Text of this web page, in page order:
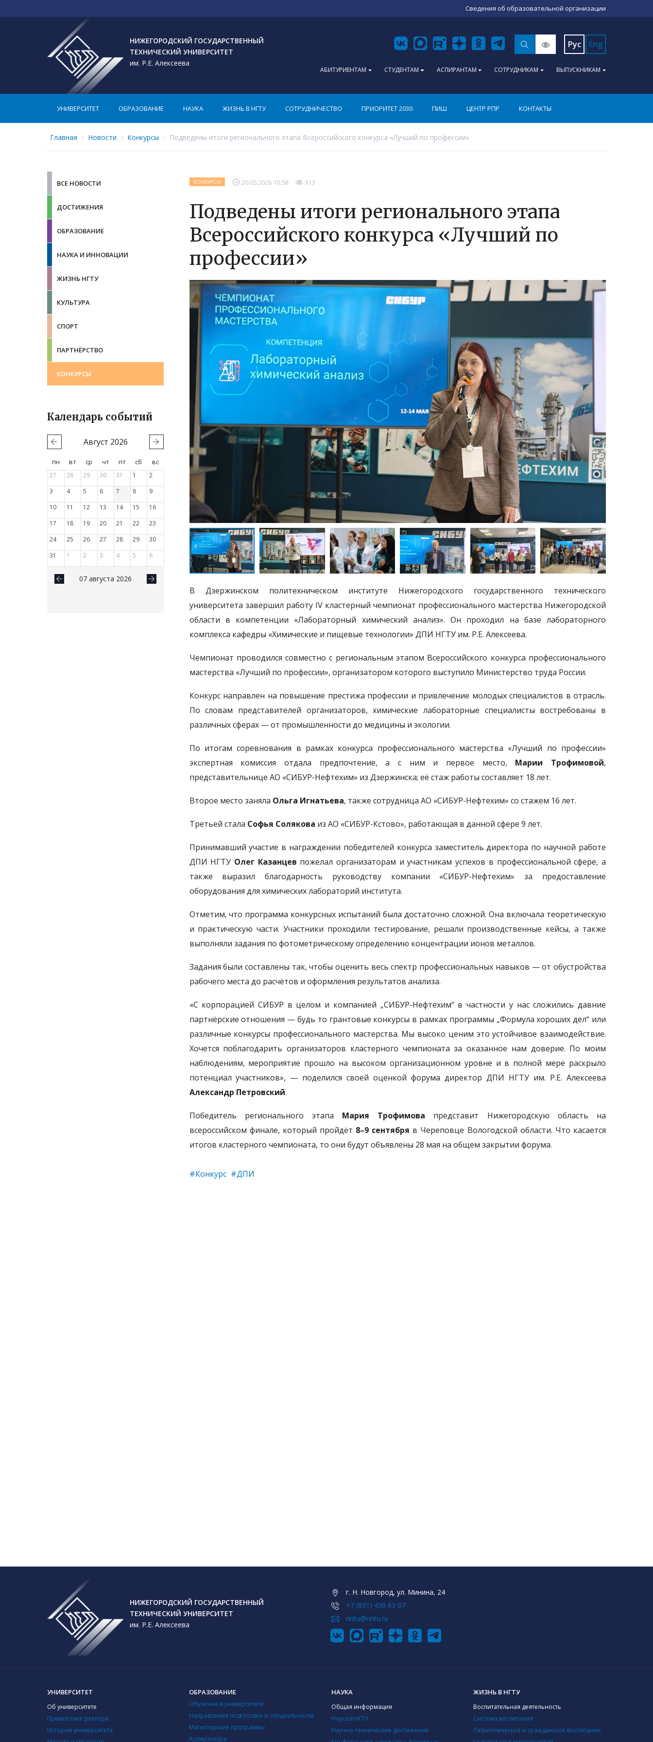
Сведения об образовательной организации
НИЖЕГОРОДСКИЙ ГОСУДАРСТВЕННЫЙ
ТЕХНИЧЕСКИЙ УНИВЕРСИТЕТ
им. Р.Е. Алексеева
Рус Eng
АБИТУРИЕНТАМ СТУДЕНТАМ АСПИРАНТАМ СОТРУДНИКАМ ВЫПУСКНИКАМ
УНИВЕРСИТЕТ ОБРАЗОВАНИЕ НАУКА ЖИЗНЬ В НГТУ СОТРУДНИЧЕСТВО ПРИОРИТЕТ 2030 ПИШ ЦЕНТР РПР КОНТАКТЫ
Главная Новости Конкурсы Подведены итоги регионального этапа Всероссийского конкурса «Лучший по профессии»
ВСЕ НОВОСТИ
ДОСТИЖЕНИЯ
ОБРАЗОВАНИЕ
НАУКА И ИННОВАЦИИ
ЖИЗНЬ НГТУ
КУЛЬТУРА
СПОРТ
ПАРТНЁРСТВО
КОНКУРСЫ
Календарь событий
Август 2026
пн вт ср чт пт сб
вс
27
28 29 30 31 1
2
3
4 5 6 7 8
9
10
11 12 13 14 15
16
17
18 19 20 21 22
23
24
25 26 27 28 29
30
31
1 2 3 4 5 6
07 августа 2026
КОНКУРСЫ 20.05.2026 10:58 313
Подведены итоги регионального этапа
Всероссийского конкурса «Лучший по
профессии»
В Дзержинском политехническом институте Нижегородского государственного технического
университета завершил работу IV кластерный чемпионат профессионального мастерства Нижегородской
области в компетенции «Лабораторный химический анализ». Он проходил на базе лабораторного
комплекса кафедры «Химические и пищевые технологии» ДПИ НГТУ им. Р.Е. Алексеева.
Чемпионат проводился совместно с региональным этапом Всероссийского конкурса профессионального
мастерства «Лучший по профессии», организатором которого выступило Министерство труда России.
Конкурс направлен на повышение престижа профессии и привлечение молодых специалистов в отрасль.
По словам представителей организаторов, химические лабораторные специалисты востребованы в
различных сферах — от промышленности до медицины и экологии.
По итогам соревнования в рамках конкурса профессионального мастерства «Лучший по профессии»
экспертная комиссия отдала предпочтение, а с ним и первое место, Марии Трофимовой,
представительнице АО «СИБУР-Нефтехим» из Дзержинска; её стаж работы составляет 18 лет.
Второе место заняла Ольга Игнатьева, также сотрудница АО «СИБУР-Нефтехим» со стажем 16 лет.
Третьей стала Софья Солякова из АО «СИБУР-Кстово», работающая в данной сфере 9 лет.
Принимавший участие в награждении победителей конкурса заместитель директора по научной работе
ДПИ НГТУ Олег Казанцев пожелал организаторам и участникам успехов в профессиональной сфере, а
также выразил благодарность руководству компании «СИБУР-Нефтехим» за предоставление
оборудования для химических лабораторий института.
Отметим, что программа конкурсных испытаний была достаточно сложной. Она включала теоретическую
и практическую части. Участники проходили тестирование, решали производственные кейсы, а также
выполняли задания по фотометрическому определению концентрации ионов металлов.
Задания были составлены так, чтобы оценить весь спектр профессиональных навыков — от обустройства
рабочего места до расчётов и оформления результатов анализа.
«С корпорацией СИБУР в целом и компанией „СИБУР-Нефтехим“ в частности у нас сложились давние
партнёрские отношения — будь то грантовые конкурсы в рамках программы „Формула хороших дел“ или
различные конкурсы профессионального мастерства. Мы высоко ценим это устойчивое взаимодействие.
Хочется поблагодарить организаторов кластерного чемпионата за оказанное нам доверие. По моим
наблюдениям, мероприятие прошло на высоком организационном уровне и в полной мере раскрыло
потенциал участников», — поделился своей оценкой форума директор ДПИ НГТУ им. Р.Е. Алексеева
Александр Петровский.
Победитель регионального этапа Мария Трофимова представит Нижегородскую область на
всероссийском финале, который пройдёт 8–9 сентября в Череповце Вологодской области. Что касается
итогов кластерного чемпионата, то они будут объявлены 28 мая на общем закрытии форума.
#Конкурс #ДПИ
НИЖЕГОРОДСКИЙ ГОСУДАРСТВЕННЫЙ
ТЕХНИЧЕСКИЙ УНИВЕРСИТЕТ
им. Р.Е. Алексеева
г. Н. Новгород, ул. Минина, 24
+7 (831) 436 63 07
nntu@nntu.ru
УНИВЕРСИТЕТ
Об университете
Приветствие ректора
История университета
ОБРАЗОВАНИЕ
Обучение в университете
Направления подготовки и специальности
Магистерские программы
Аспирантура
НАУКА
Общая информация
Наука в НГТУ
Научно-технические достижения
ЖИЗНЬ В НГТУ
Воспитательная деятельность
Система воспитания
Патриотическое и гражданское воспитание